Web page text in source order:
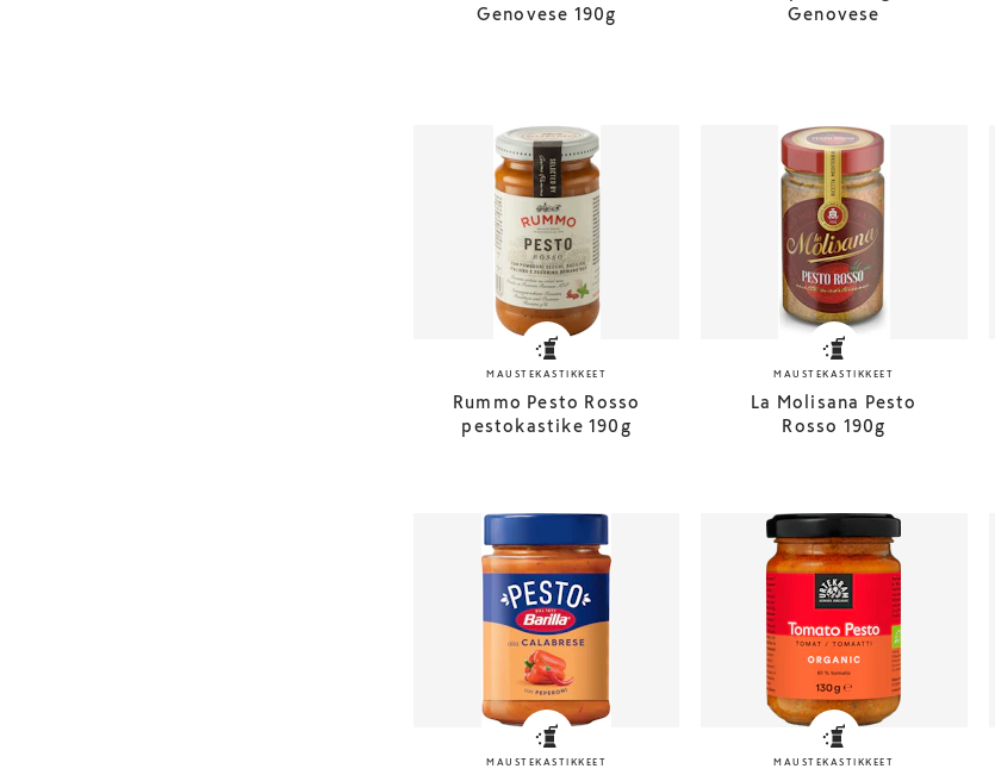
Genovese 190g
Genovese
MAUSTEKASTIKKEET
Rummo Pesto Rosso
pestokastike 190g
MAUSTEKASTIKKEET
La Molisana Pesto
Rosso 190g
MAUSTEKASTIKKEET MAUSTEKASTIKKEET